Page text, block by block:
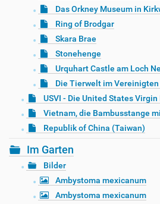
Das Orkney Museum in
Ring of Brodgar
Skara Brae
Stonehenge
Urquhart Castle am Loch
Die Tierwelt im
USVI - Die United States
Vietnam, die Bambusstange
Republik of China (Taiwan)
Im Garten
Bilder
Ambystoma mexicanum
Ambystoma mexicanum